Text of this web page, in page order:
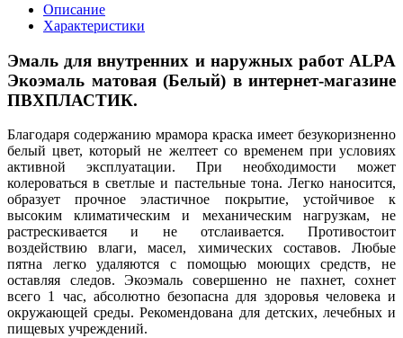
Описание
Характеристики
Эмаль для внутренних и наружных работ ALPA
Экоэмаль матовая (Белый) в интернет-магазине
ПВХПЛАСТИК.
Благодаря содержанию мрамора краска имеет безукоризненно
белый цвет, который не желтеет со временем при условиях
активной эксплуатации. При необходимости может
колероваться в светлые и пастельные тона. Легко наносится,
образует прочное эластичное покрытие, устойчивое к
высоким климатическим и механическим нагрузкам, не
растрескивается и не отслаивается. Противостоит
воздействию влаги, масел, химических составов. Любые
пятна легко удаляются с помощью моющих средств, не
оставляя следов. Экоэмаль совершенно не пахнет, сохнет
всего 1 час, абсолютно безопасна для здоровья человека и
окружающей среды. Рекомендована для детских, лечебных и
пищевых учреждений.